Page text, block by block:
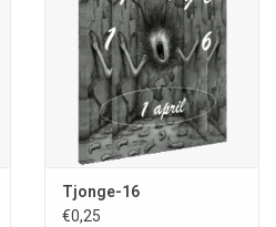
Tjonge-16
€0,25